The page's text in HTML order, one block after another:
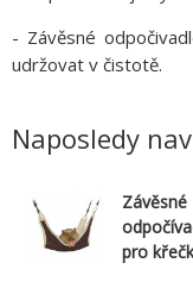
- Závěsné
udržovat v čistotě.
Naposledy
Závěsné
pro